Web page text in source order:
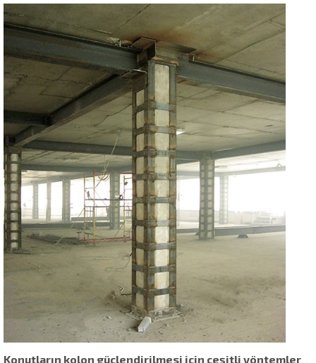
Konutların kolon güçlendirilmesi için çeşitli yöntemler